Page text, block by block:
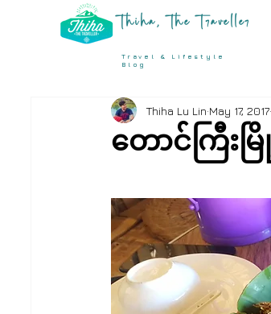
Thiha, The Traveller
Travel & Lifestyle
Blog
တောင်ကြီး
Thiha Lu Lin May 17, 2017